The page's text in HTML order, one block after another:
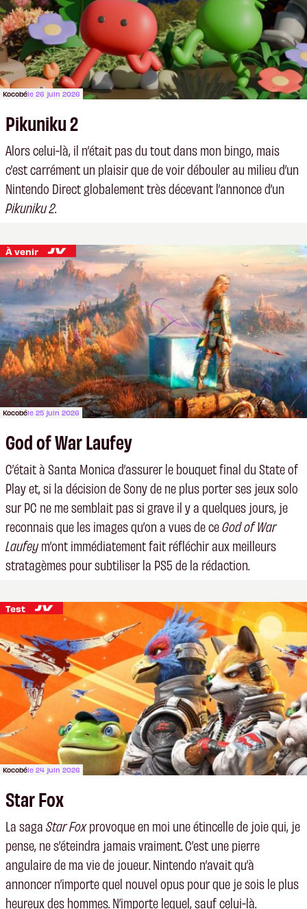
Kocobéle 26 juin 2026
Pikuniku 2
Alors celui-là, il n’était pas du tout dans mon bingo, mais
c’est carrément un plaisir que de voir débouler au milieu d’un
Nintendo Direct globalement très décevant l’annonce d’un
Pikuniku 2.
À venir
Kocobéle 25 juin 2026
God of War Laufey
C’était à Santa Monica d’assurer le bouquet final du State of
Play et, si la décision de Sony de ne plus porter ses jeux solo
sur PC ne me semblait pas si grave il y a quelques jours, je
reconnais que les images qu’on a vues de ceGod of War
Laufeym’ont immédiatement fait réfléchir aux meilleurs
stratagèmes pour subtiliser la PS5 de la rédaction.
Test
Kocobéle 24 juin 2026
Star Fox
La saga Star Foxprovoque en moi une étincelle de joie qui, je
pense, ne s’éteindra jamais vraiment. C’est une pierre
angulaire de ma vie de joueur. Nintendo n’avait qu’à
annoncer n’importe quel nouvel opus pour que je sois le plus
heureux des hommes. N’importe lequel, sauf celui-là.